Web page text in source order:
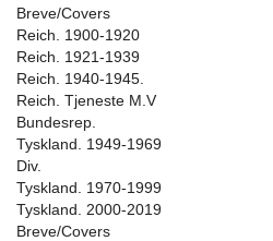
Breve/Covers
Reich. 1900-1920
Reich. 1921-1939
Reich. 1940-1945.
Reich. Tjeneste M.V
Bundesrep.
Tyskland. 1949-1969
Div.
Tyskland. 1970-1999
Tyskland. 2000-2019
Breve/Covers